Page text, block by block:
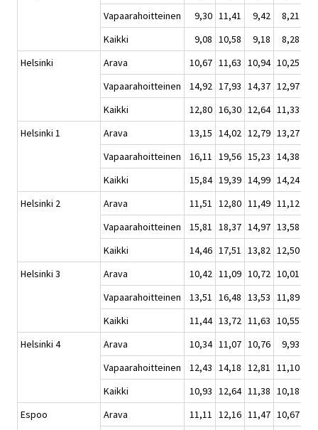
Vapaarahoitteinen
9,30 11,41 9,42
8,21
Kaikki
9,08 10,58 9,18
8,28
Helsinki
Arava 10,67 11,63 10,94 10,25
Vapaarahoitteinen
14,92 17,93 14,37 12,97
Kaikki
12,80 16,30 12,64 11,33
Helsinki 1
Arava 13,15 14,02 12,79 13,27
Vapaarahoitteinen
16,11 19,56 15,23 14,38
Kaikki
15,84 19,39 14,99 14,24
Helsinki 2
Arava 11,51 12,80 11,49 11,12
Vapaarahoitteinen
15,81 18,37 14,97 13,58
Kaikki
14,46 17,51 13,82 12,50
Helsinki 3
Arava 10,42 11,09 10,72 10,01
Vapaarahoitteinen
13,51 16,48 13,53 11,89
Kaikki
11,44 13,72 11,63 10,55
Helsinki 4
Arava 10,34 11,07 10,76
9,93
Vapaarahoitteinen
12,43 14,18 12,81 11,10
Kaikki
10,93 12,64 11,38 10,18
Espoo
Arava 11,11 12,16 11,47 10,67